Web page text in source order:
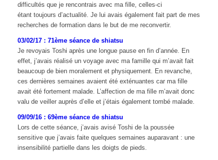
difficultés que je rencontrais avec ma fille, celles-ci
étant toujours d’actualité. Je lui avais également fait part de mes
recherches de formation dans le but de me reconvertir.
03/02/17 : 71ème séance de shiatsu
Je revoyais Toshi après une longue pause en fin d’année. En
effet, j’avais réalisé un voyage avec ma famille qui m’avait fait
beaucoup de bien moralement et physiquement. En revanche,
ces dernières semaines avaient été exténuantes car ma fille
avait été fortement malade. L’affection de ma fille m’avait donc
valu de veiller auprès d’elle et j’étais également tombé malade.
09/09/16 : 69ème séance de shiatsu
Lors de cette séance, j’avais avisé Toshi de la poussée
sensitive que j’avais faite quelques semaines auparavant : une
insensibilité partielle dans les doigts de pieds.